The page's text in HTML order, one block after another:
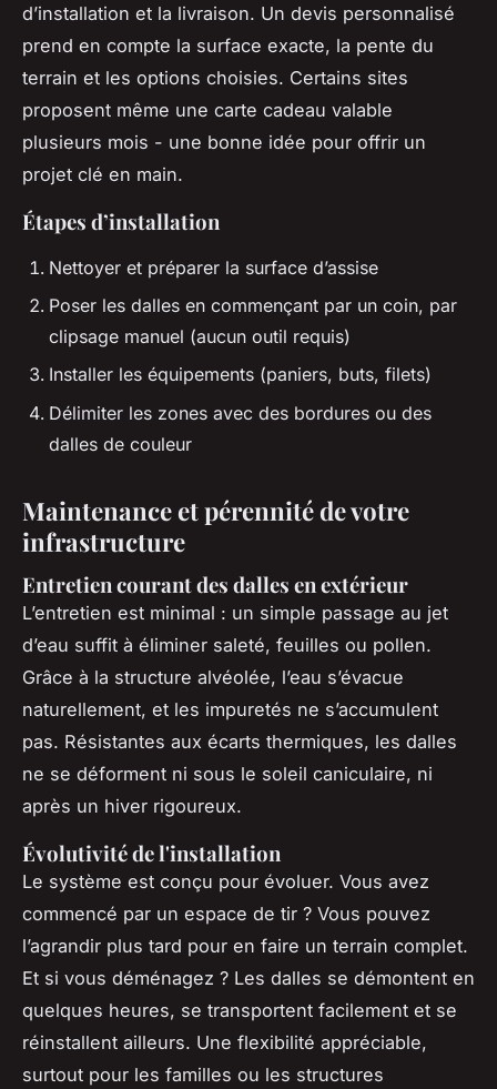
d’installation et la livraison. Un devis personnalisé
prend en compte la surface exacte, la pente du
terrain et les options choisies. Certains sites
proposent même une carte cadeau valable
plusieurs mois - une bonne idée pour offrir un
projet clé en main.
Étapes d’installation
Nettoyer et préparer la surface d’assise
Poser les dalles en commençant par un coin, par
clipsage manuel (aucun outil requis)
Installer les équipements (paniers, buts, filets)
Délimiter les zones avec des bordures ou des
dalles de couleur
Maintenance et pérennité de votre
infrastructure
Entretien courant des dalles en extérieur
L’entretien est minimal : un simple passage au jet
d’eau suffit à éliminer saleté, feuilles ou pollen.
Grâce à la structure alvéolée, l’eau s’évacue
naturellement, et les impuretés ne s’accumulent
pas. Résistantes aux écarts thermiques, les dalles
ne se déforment ni sous le soleil caniculaire, ni
après un hiver rigoureux.
Évolutivité de l'installation
Le système est conçu pour évoluer. Vous avez
commencé par un espace de tir ? Vous pouvez
l’agrandir plus tard pour en faire un terrain complet.
Et si vous déménagez ? Les dalles se démontent en
quelques heures, se transportent facilement et se
réinstallent ailleurs. Une flexibilité appréciable,
surtout pour les familles ou les structures